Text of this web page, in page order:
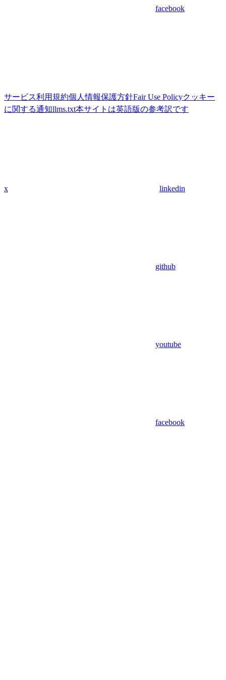
facebook
サービス利用規約個人情報保護方針Fair Use Policyクッキー
に関する通知llms.txt本サイトは英語版の参考訳です
x linkedin
github
youtube
facebook